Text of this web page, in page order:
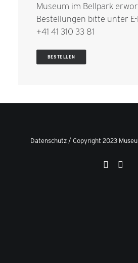
Museum im Bellpark
Bestellungen bitte unter
+41 41 310 33 81
BESTELLEN
Datenschutz/ Copyright 2023